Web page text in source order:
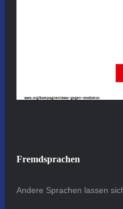
Fremdsprachen
Andere Sprachen lassen